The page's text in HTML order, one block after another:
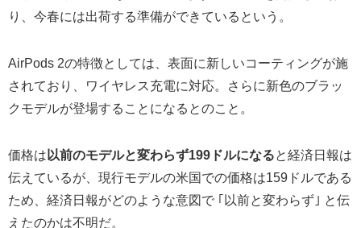
り、今春には出荷する準備ができているという。
AirPods 2の特徴としては、表面に新しいコーティングが施
されており、ワイヤレス充電に対応。さらに新色のブラッ
クモデルが登場することになるとのこと。
価格は 以前のモデルと変わらず199ドルになると経済日報は
伝えているが、現行モデルの米国での価格は159ドルである
ため、経済日報がどのような意図で ｢以前と変わらず｣ と伝
えたのかは不明だ。